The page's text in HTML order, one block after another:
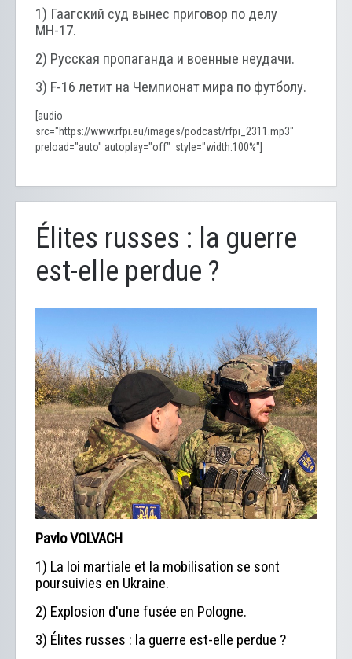
1) Гаагский суд вынес приговор по делу
МН-17.
2) Русская пропаганда и военные неудачи.
3) F-16 летит на Чемпионат мира по футболу.
[audio
src="https://www.rfpi.eu/images/podcast/rfpi_2311.mp3"
preload="auto" autoplay="off" style="width:100%"]
Élites russes : la guerre
est-elle perdue ?
Pavlo VOLVACH
1) La loi martiale et la mobilisation se sont
poursuivies en Ukraine.
2) Explosion d'une fusée en Pologne.
3) Élites russes : la guerre est-elle perdue ?